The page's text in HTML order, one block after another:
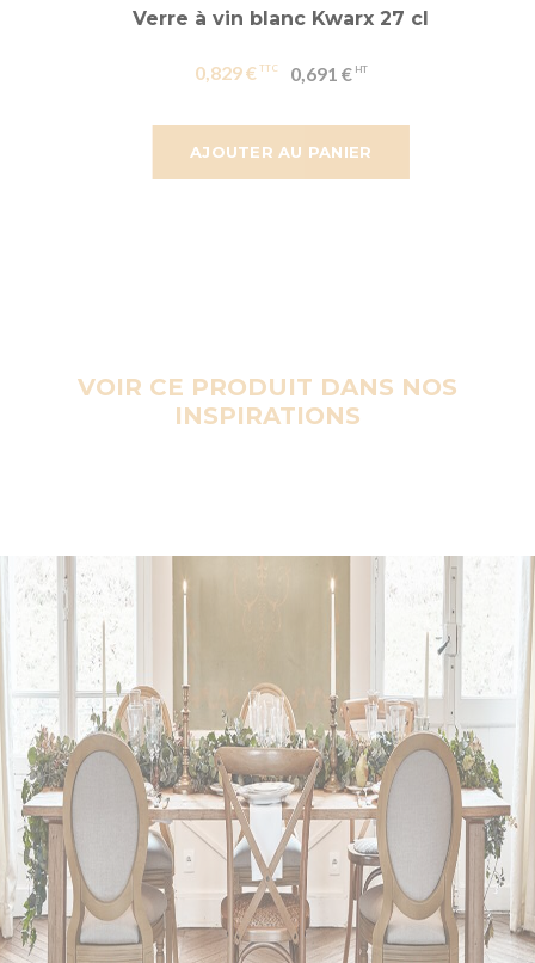
AJOUTER AU PANIER
Verre à vin blanc Kwarx 27 cl
0,829 € 0,691 €
VOIR CE PRODUIT DANS NOS
INSPIRATIONS